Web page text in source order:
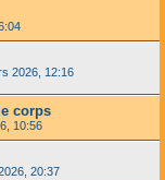
2026, 12:16
corps
10:56
20:37